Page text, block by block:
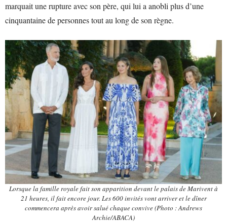
marquait une rupture avec son père, qui lui a anobli plus d’une
cinquantaine de personnes tout au long de son règne.
Lorsque la famille royale fait son apparition devant le palais de Marivent à
21 heures, il fait encore jour. Les 600 invités vont arriver et le dîner
commencera après avoir salué chaque convive (Photo : Andrews
Archie/ABACA)